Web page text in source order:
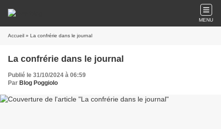
MENU
Accueil » La confrérie dans le journal
La confrérie dans le journal
Publié le 31/10/2024 à 06:59
Par Blog Poggiolo